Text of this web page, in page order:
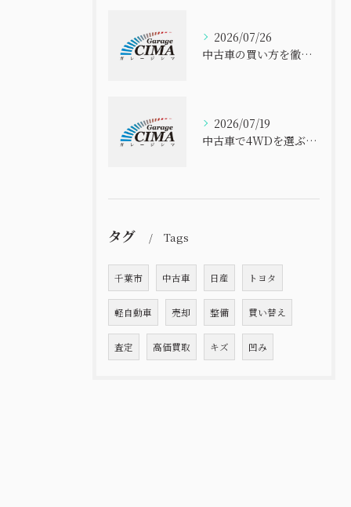
2026/07/26
中古車の買い方を徹底解説 初心者でも失敗しない選び方と安心購入ガイド
2026/07/19
中古車で4WDを選ぶなら千葉県のコスパと信頼性を徹底比較
タグ Tags
千葉市 中古車 日産 トヨタ
軽自動車 売却 整備 買い替え
査定 高価買取 キズ 凹み